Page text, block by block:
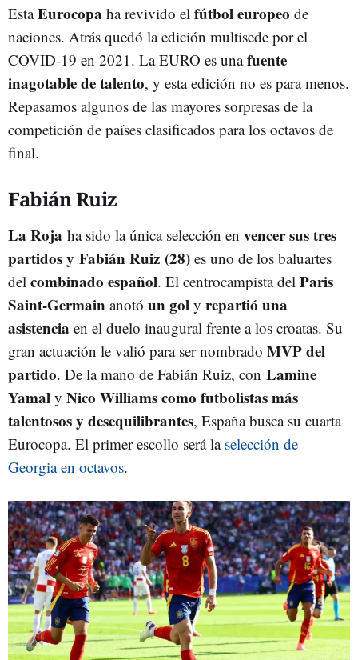
EstaEurocopa ha revivido el fútbol europeo de
naciones. Atrás quedó la edición multisede por el
COVID-19 en 2021. La EURO es unafuente
inagotable de talento, y esta edición no es para menos.
Repasamos algunos de las mayores sorpresas de la
competición de países clasificados para los octavos de
final.
Fabián Ruiz
La Roja ha sido la única selección en vencer sus tres
partidos y Fabián Ruiz (28) es uno de los baluartes
del combinado español. El centrocampista del Paris
Saint-Germain anotó un gol y repartió una
asistencia en el duelo inaugural frente a los croatas. Su
gran actuación le valió para ser nombrado MVP del
partido. De la mano de Fabián Ruiz, con Lamine
Yamal y Nico Williams como futbolistas más
talentosos y desequilibrantes, España busca su cuarta
Eurocopa. El primer escollo será la selección de
Georgia en octavos.